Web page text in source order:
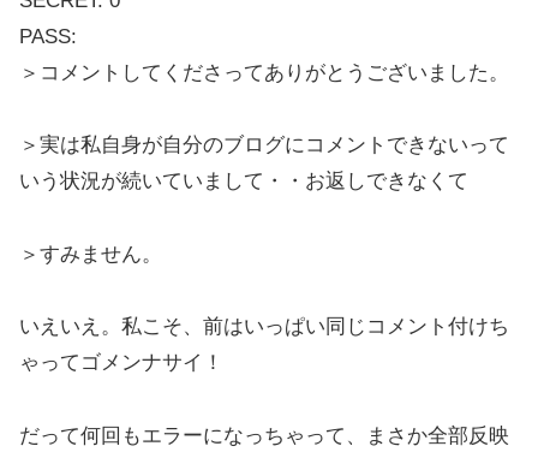
PASS:
＞コメントしてくださってありがとうございました。
＞実は私自身が自分のブログにコメントできないって
いう状況が続いていまして・・お返しできなくて
＞すみません。
いえいえ。私こそ、前はいっぱい同じコメント付けち
ゃってゴメンナサイ！
だって何回もエラーになっちゃって、まさか全部反映